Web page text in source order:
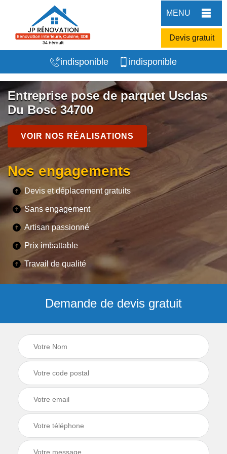
MENU
Devis gratuit
indisponible indisponible
Entreprise pose de parquet Usclas
Du Bosc 34700
VOIR NOS RÉALISATIONS
Nos engagements
Devis et déplacement gratuits
Sans engagement
Artisan passionné
Prix imbattable
Travail de qualité
Demande de devis gratuit